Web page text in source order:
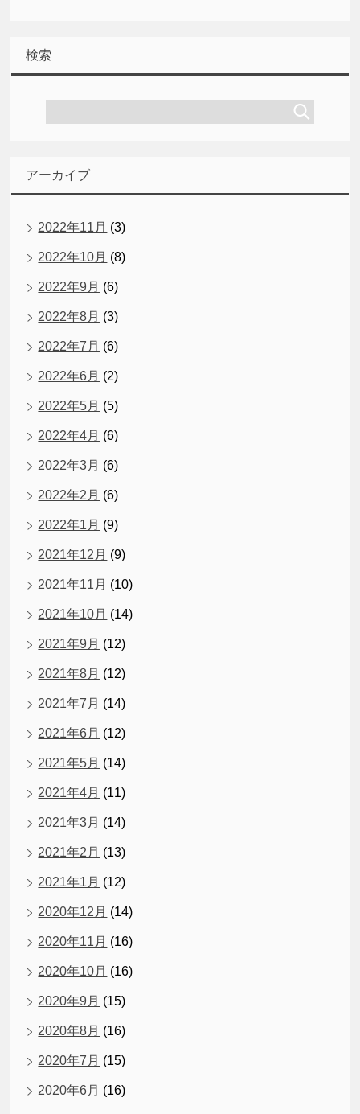
検索
アーカイブ
2022年11月 (3)
2022年10月 (8)
2022年9月 (6)
2022年8月 (3)
2022年7月 (6)
2022年6月 (2)
2022年5月 (5)
2022年4月 (6)
2022年3月 (6)
2022年2月 (6)
2022年1月 (9)
2021年12月 (9)
2021年11月 (10)
2021年10月 (14)
2021年9月 (12)
2021年8月 (12)
2021年7月 (14)
2021年6月 (12)
2021年5月 (14)
2021年4月 (11)
2021年3月 (14)
2021年2月 (13)
2021年1月 (12)
2020年12月 (14)
2020年11月 (16)
2020年10月 (16)
2020年9月 (15)
2020年8月 (16)
2020年7月 (15)
2020年6月 (16)